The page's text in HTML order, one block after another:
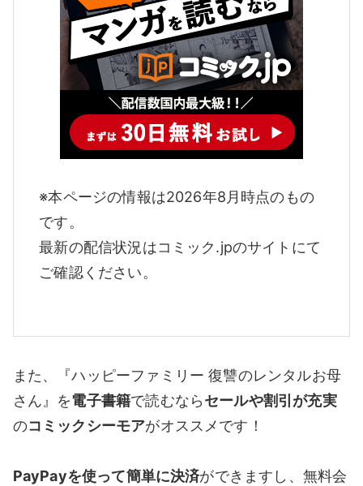
※本ページの情報は2026年8月時点のもの
です。
最新の配信状況はコミック.jpのサイトにて
ご確認ください。
また、『ハッピーファミリー 復讐のレンタルお母
さん』を電子書籍で読むならセールや割引が充実
のコミックシーモアがオススメです！
PayPayを使って簡単に決済ができますし、無料会